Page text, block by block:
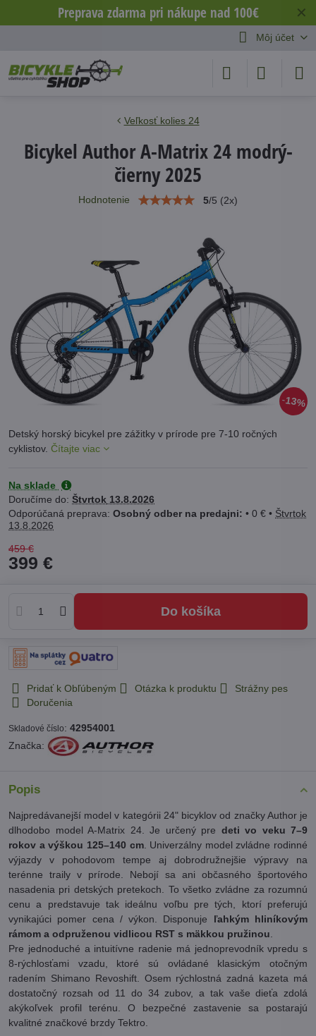
✕
Preprava zdarma pri nákupe nad 100€
Môj účet
13%
Veľkosť kolies 24
Bicykel Author A-Matrix 24 modrý-
čierny 2025
Hodnotenie 5/5 (2x)
Detský horský bicykel pre zážitky v prírode pre 7-10 ročných
cyklistov. Čítajte viac
Na sklade
Doručíme do: Štvrtok 13.8.2026
Osobný odber na predajni: • 0 € • Štvrtok
13.8.2026
459 €
399 €
Do košíka
Pridať k Obľúbeným Otázka k produktu
Strážny pes
Doručenia
Skladové číslo: 42954001
Značka:
Popis
Najpredávanejší model v kategórii 24" bicyklov od značky Author je
dlhodobo model A-Matrix 24. Je určený pre deti vo veku 7–9
rokov a výškou 125–140 cm. Univerzálny model zvládne rodinné
výjazdy v pohodovom tempe aj dobrodružnejšie výpravy na
terénne traily v prírode. Nebojí sa ani občasného športového
nasadenia pri detských pretekoch. To všetko zvládne za rozumnú
cenu a predstavuje tak ideálnu voľbu pre tých, ktorí preferujú
vynikajúci pomer cena / výkon. Disponuje ľahkým hliníkovým
rámom a odpruženou vidlicou RST s mäkkou pružinou
Pre jednoduché a intuitívne radenie má jednoprevodník vpredu s
8-rýchlosťami vzadu, ktoré sú ovládané klasickým otočným
radením Shimano Revoshift. Osem rýchlostná zadná kazeta má
dostatočný rozsah od 11 do 34 zubov, a tak vaše dieťa zdolá
akýkoľvek profil terénu. O bezpečné zastavenie sa postarajú
kvalitné značkové brzdy Tektro.